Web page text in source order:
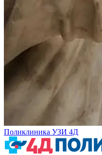
Поликлиника УЗИ 4Д